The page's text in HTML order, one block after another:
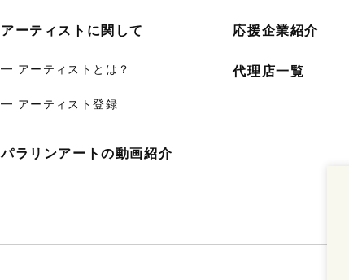
アーティストに関して
━ アーティストとは？
━ アーティスト登録
パラリンアートの動画紹介
応援企業紹介
代理店一覧